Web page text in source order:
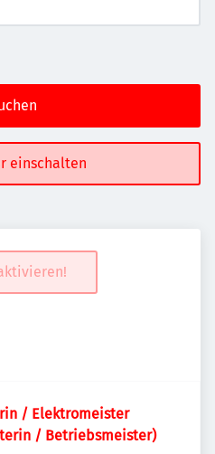
einschalten
/ Elektromeister
/ Betriebsmeister)